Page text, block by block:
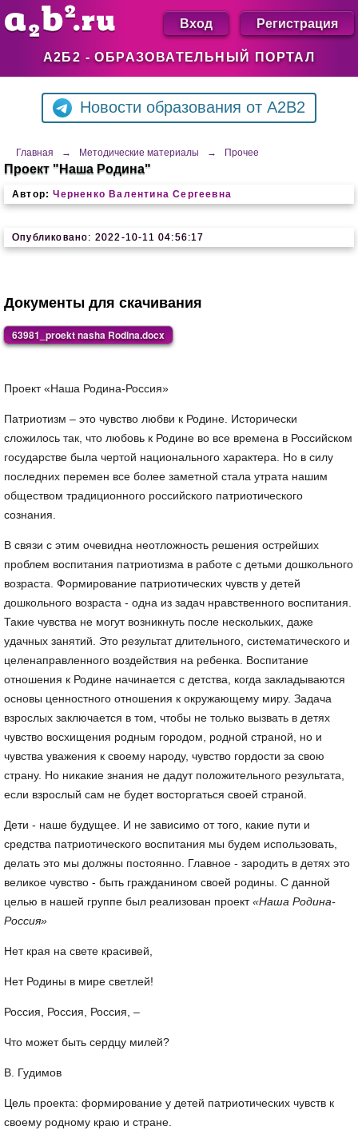
А2Б2 - ОБРАЗОВАТЕЛЬНЫЙ ПОРТАЛ
Вход Регистрация
Новости образования от A2B2
Главная → Методические материалы → Прочее
Проект "Наша Родина"
Автор: Черненко Валентина Сергеевна
Опубликовано: 2022-10-11 04:56:17
Документы для скачивания
63981_proekt nasha Rodina.docx
Проект «Наша Родина-Россия»
Патриотизм – это чувство любви к Родине. Исторически
сложилось так, что любовь к Родине во все времена в Российском
государстве была чертой национального характера. Но в силу
последних перемен все более заметной стала утрата нашим
обществом традиционного российского патриотического
сознания.
В связи с этим очевидна неотложность решения острейших
проблем воспитания патриотизма в работе с детьми дошкольного
возраста. Формирование патриотических чувств у детей
дошкольного возраста - одна из задач нравственного воспитания.
Такие чувства не могут возникнуть после нескольких, даже
удачных занятий. Это результат длительного, систематического и
целенаправленного воздействия на ребенка. Воспитание
отношения к Родине начинается с детства, когда закладываются
основы ценностного отношения к окружающему миру. Задача
взрослых заключается в том, чтобы не только вызвать в детях
чувство восхищения родным городом, родной страной, но и
чувства уважения к своему народу, чувство гордости за свою
страну. Но никакие знания не дадут положительного результата,
если взрослый сам не будет восторгаться своей страной.
Дети - наше будущее. И не зависимо от того, какие пути и
средства патриотического воспитания мы будем использовать,
делать это мы должны постоянно. Главное - зародить в детях это
великое чувство - быть гражданином своей родины. С данной
целью в нашей группе был реализован проект«Наша Родина-
Россия»
Нет края на свете красивей,
Нет Родины в мире светлей!
Россия, Россия, Россия, –
Что может быть сердцу милей?
В. Гудимов
Цель проекта: формирование у детей патриотических чувств к
своему родному краю и стране.